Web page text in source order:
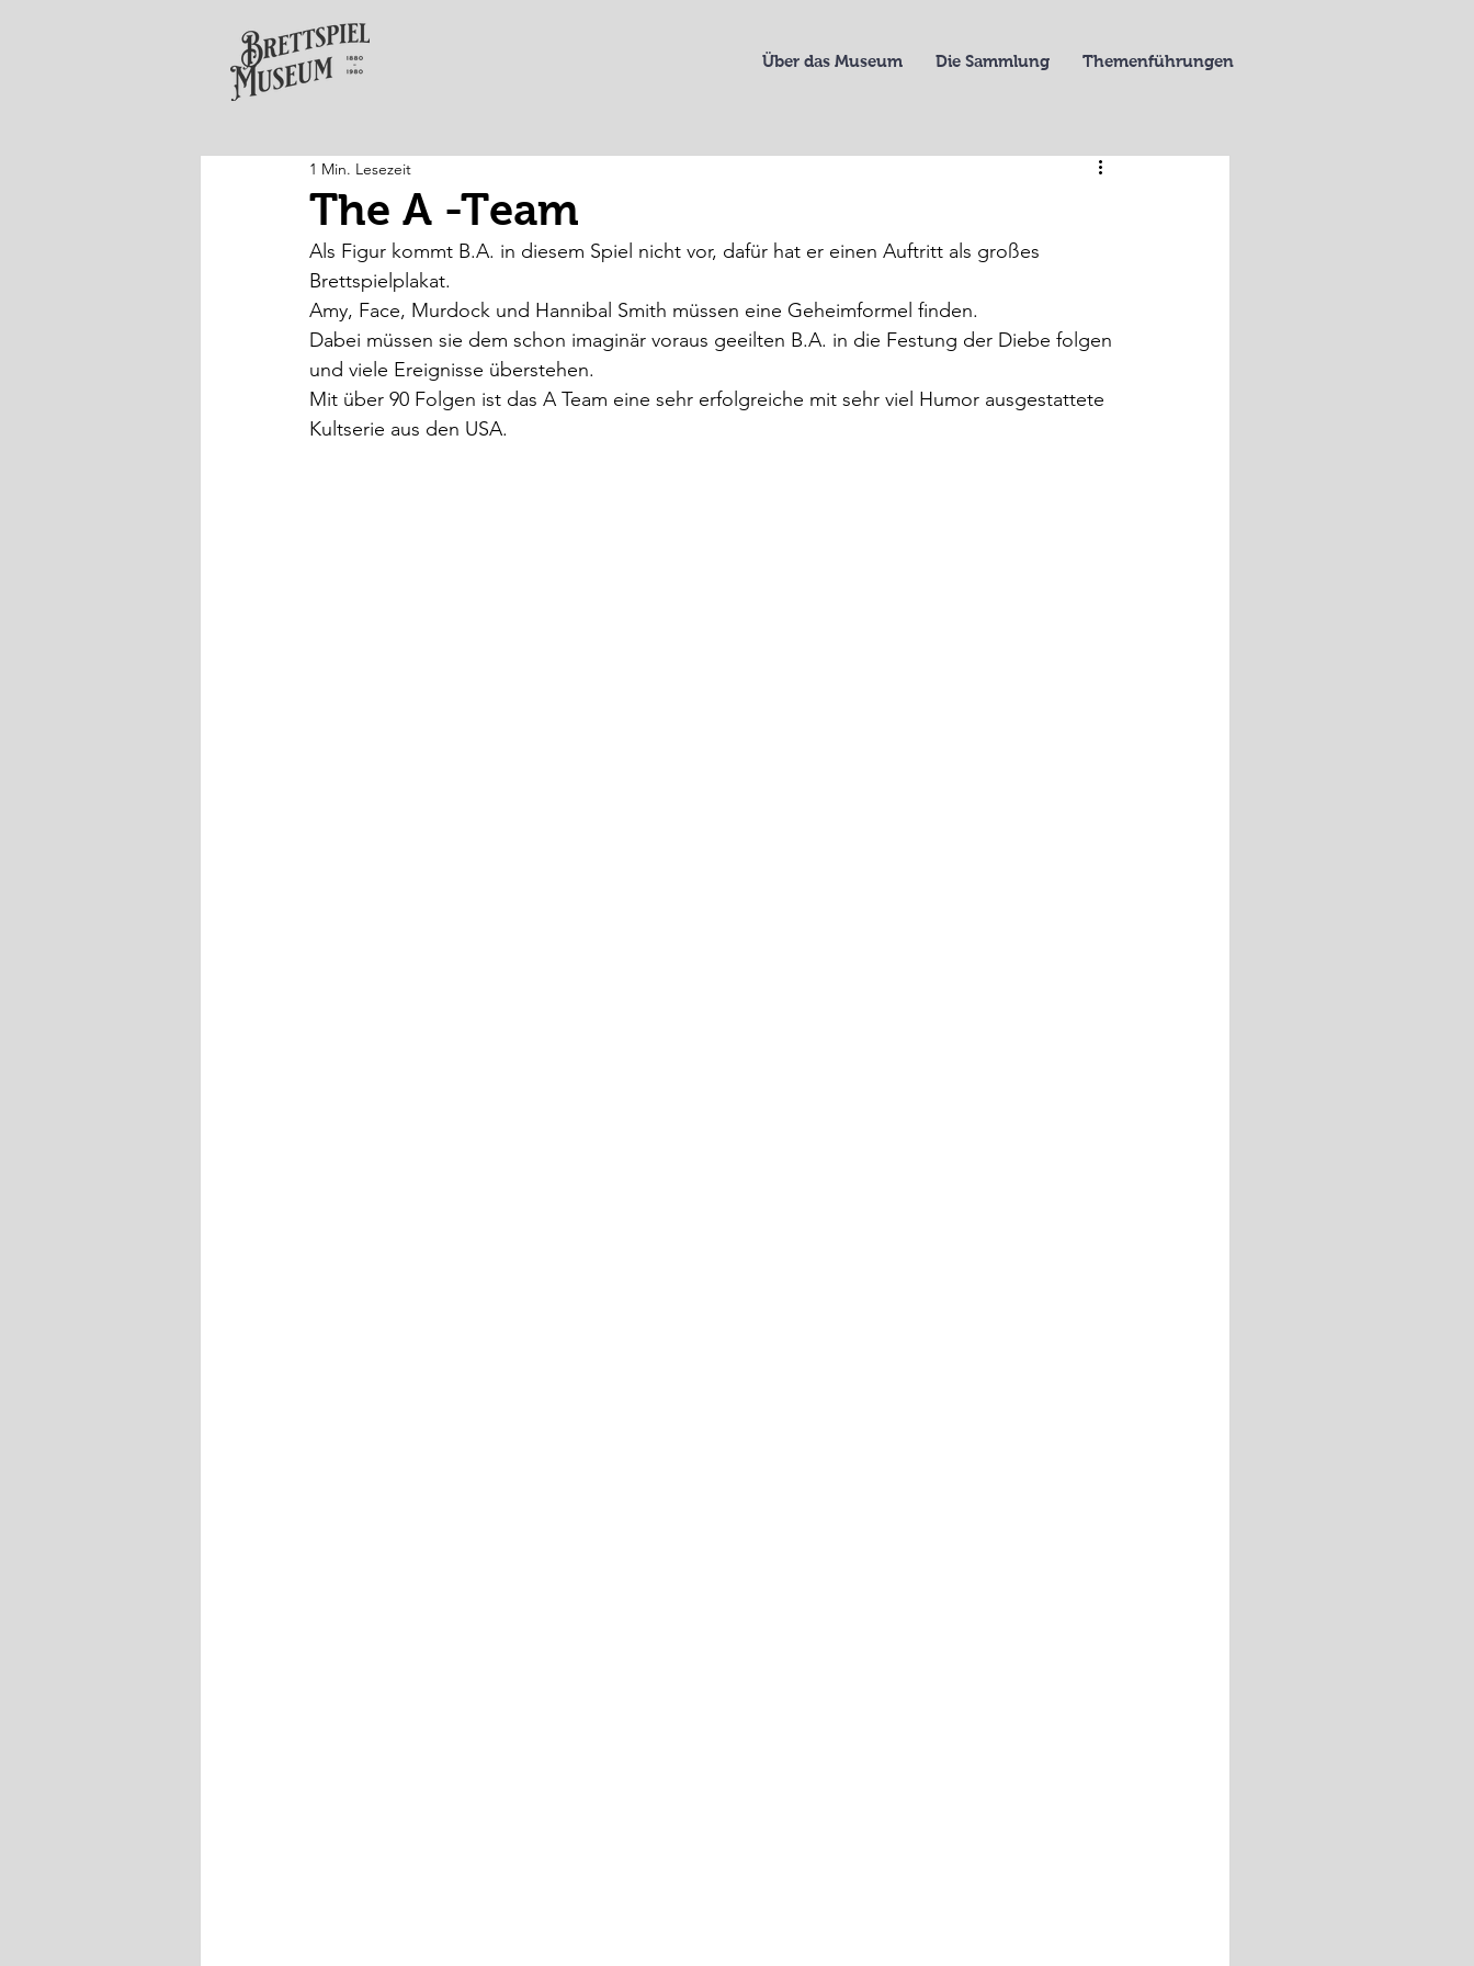
Über das Museum Die Sammlung Themenführungen
The A -Team
1 Min. Lesezeit
Als Figur kommt B.A. in diesem Spiel nicht vor, dafür hat er einen Auftritt als großes
Brettspielplakat.
Amy, Face, Murdock und Hannibal Smith müssen eine Geheimformel finden.
Dabei müssen sie dem schon imaginär voraus geeilten B.A. in die Festung der Diebe folgen
und viele Ereignisse überstehen.
Mit über 90 Folgen ist das A Team eine sehr erfolgreiche mit sehr viel Humor ausgestattete
Kultserie aus den USA.